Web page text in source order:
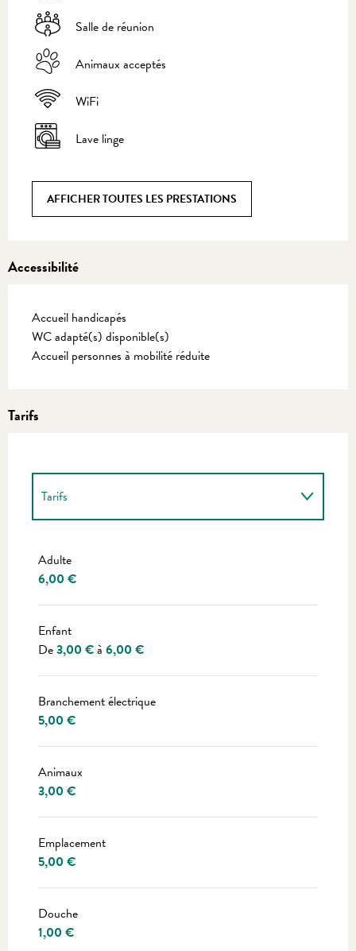
Salle de réunion
Animaux acceptés
WiFi
Lave linge
AFFICHER TOUTES LES PRESTATIONS
Accessibilité
Accueil handicapés
WC adapté(s) disponible(s)
Accueil personnes à mobilité réduite
Tarifs
Tarifs
Adulte
6,00 €
Enfant
De3,00 €à 6,00 €
Branchement électrique
5,00 €
Animaux
3,00 €
Emplacement
5,00 €
Douche
1,00 €